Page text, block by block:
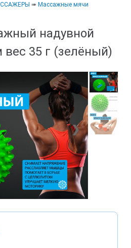
➠Массажные мячи
надувной
35 г (зелёный)
❯